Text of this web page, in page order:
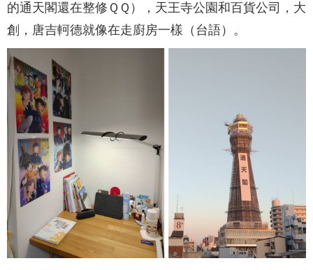
的通天閣還在整修ＱＱ），天王寺公園和百貨公司，大
創，唐吉軻德就像在走廚房一樣（台語）。